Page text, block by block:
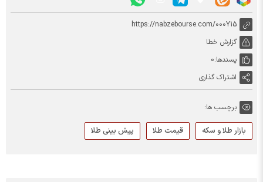
https://nabzebourse.com/000Y15
گزارش خطا
پسندها:0
اشتراک گذاری
برچسب ها:
بازار طلا و سکه قیمت طلا پیش بینی طلا